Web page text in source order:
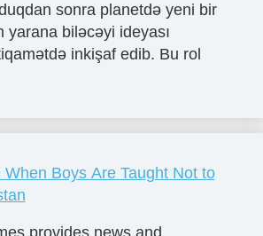
sonra planetdə yeni bir
yarana biləcəyi ideyası
inkişaf edib. Bu rol
Boys Are Taught Not to